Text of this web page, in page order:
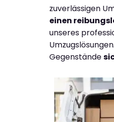
zuverlässigen
einen
unseres
Gegenstände